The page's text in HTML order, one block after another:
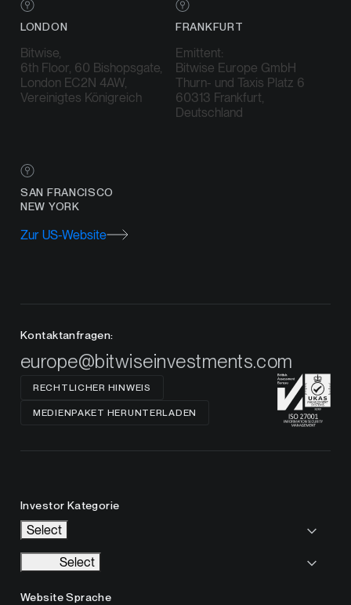
LONDON
Bitwise,
6th Floor, 60 Bishopsgate,
London EC2N 4AW,
Vereinigtes Königreich
FRANKFURT
Emittent:
Bitwise Europe GmbH
Thurn- und Taxis Platz 6
60313 Frankfurt,
Deutschland
SAN FRANCISCO
NEW YORK
Zur US-Website
Kontaktanfragen:
europe@bitwiseinvestments.com
RECHTLICHER HINWEIS
MEDIENPAKET HERUNTERLADEN
Investor Kategorie
Select
Select
Website Sprache